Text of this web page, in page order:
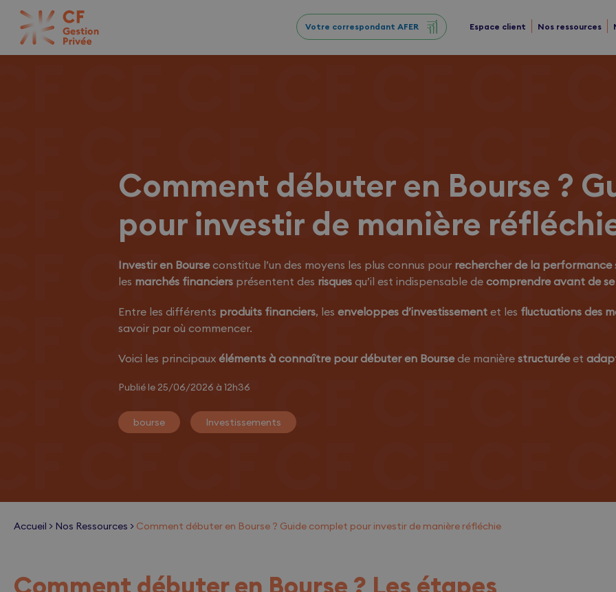
Votre correspondant AFER Espace client Nos ressources
Comment débuter en Bourse ?
pour investir de manière
Investir en Bourseconstitue l’un des moyens les plus connus pour rechercher de la performance
les marchés financiers présentent des risques qu’il est indispensable de comprendre avant de
Entre les différents produits financiers, les enveloppes d’investissement et les fluctuations des
savoir par où commencer.
Voici les principaux éléments à connaître pour débuter en Boursede manière structuréeet
Publié le 25/06/2026 à 12h36
bourse Investissements
Accueil > Nos Ressources > Comment débuter en Bourse ? Guide complet pour investir de manière réfléchie